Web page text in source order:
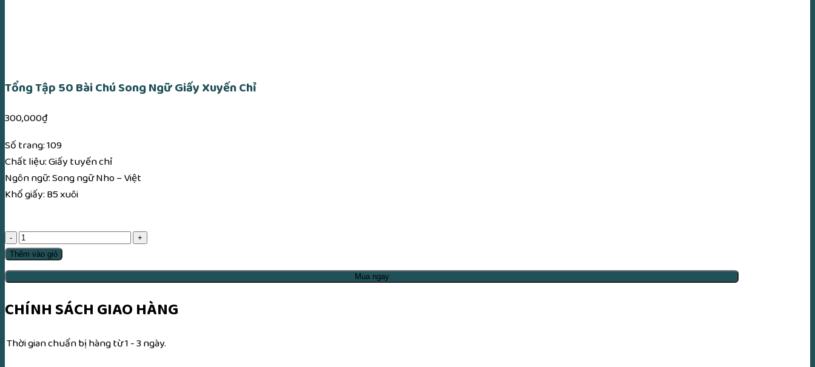
Tổng Tập 50 Bài Chú Song Ngữ Giấy Xuyến Chỉ
300,000₫
Số trang: 109
Chất liệu: Giấy tuyến chỉ
Ngôn ngữ: Song ngữ Nho – Việt
Khổ giấy: B5 xuôi
Tổng
Tập
50
Bài
Chú
Song
Giấy
Thêm vào giỏ
Mua ngay
CHÍNH SÁCH GIAO HÀNG
Thời gian chuẩn bị hàng từ 1 - 3 ngày.